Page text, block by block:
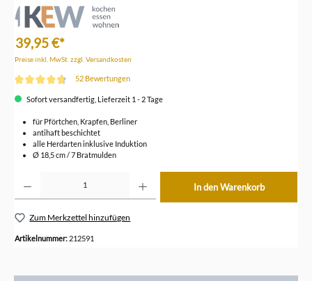
39,95 €*
Preise inkl. MwSt. zzgl. Versandkosten
52 Bewertungen
Sofort versandfertig, Lieferzeit 1 - 2 Tage
für Pförtchen, Krapfen, Berliner
antihaft beschichtet
alle Herdarten inklusive Induktion
Ø 18,5 cm / 7 Bratmulden
In den Warenkorb
Zum Merkzettel hinzufügen
Artikelnummer: 212591